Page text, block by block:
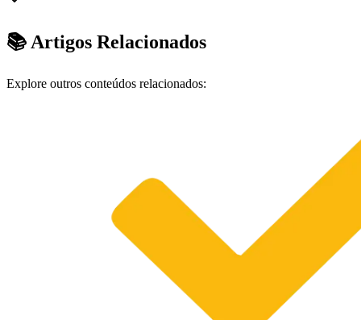
📚 Artigos Relacionados
Explore outros conteúdos relacionados: